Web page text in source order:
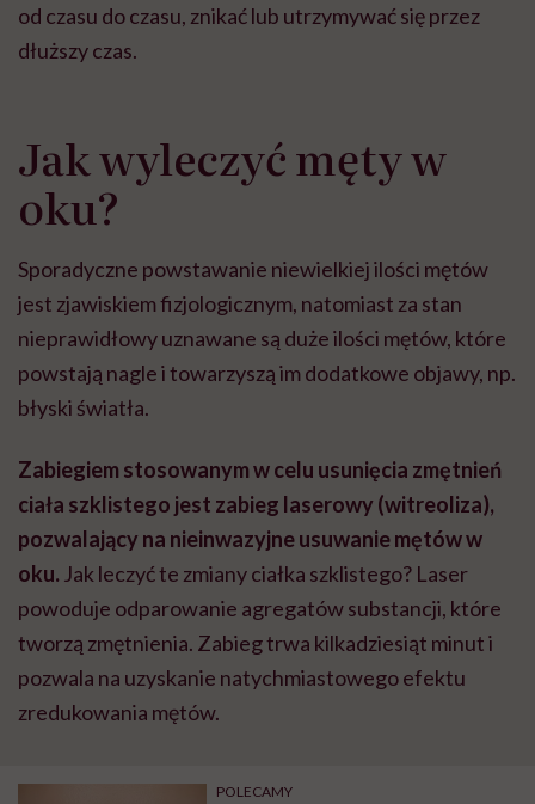
od czasu do czasu, znikać lub utrzymywać się przez
dłuższy czas.
Jak wyleczyć męty w
oku?
Sporadyczne powstawanie niewielkiej ilości mętów
jest zjawiskiem fizjologicznym, natomiast za stan
nieprawidłowy uznawane są duże ilości mętów, które
powstają nagle i towarzyszą im dodatkowe objawy, np.
błyski światła.
Zabiegiem stosowanym w celu usunięcia zmętnień
ciała szklistego jest zabieg laserowy (witreoliza),
pozwalający na nieinwazyjne usuwanie mętów w
oku. Jak leczyć te zmiany ciałka szklistego? Laser
powoduje odparowanie agregatów substancji, które
tworzą zmętnienia. Zabieg trwa kilkadziesiąt minut i
pozwala na uzyskanie natychmiastowego efektu
zredukowania mętów.
POLECAMY